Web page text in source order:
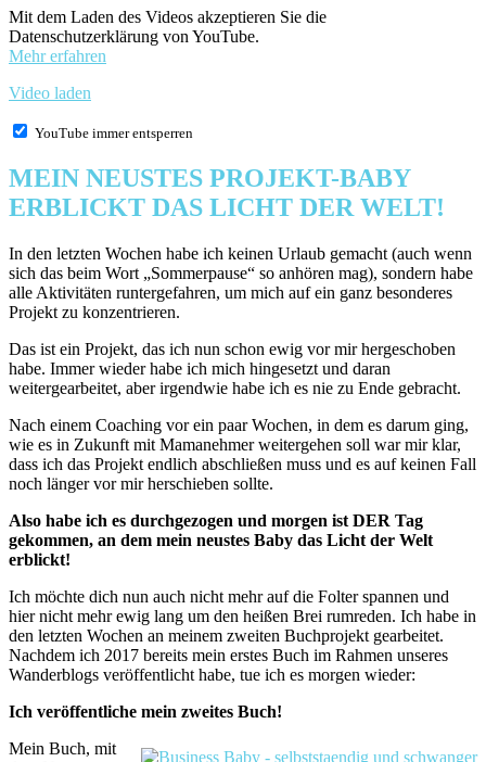
Mit dem Laden des Videos akzeptieren Sie die
Datenschutzerklärung von YouTube.
Mehr erfahren
Video laden
YouTube immer entsperren
MEIN NEUSTES PROJEKT-BABY
ERBLICKT DAS LICHT DER WELT!
In den letzten Wochen habe ich keinen Urlaub gemacht (auch wenn
sich das beim Wort „Sommerpause“ so anhören mag), sondern habe
alle Aktivitäten runtergefahren, um mich auf ein ganz besonderes
Projekt zu konzentrieren.
Das ist ein Projekt, das ich nun schon ewig vor mir hergeschoben
habe. Immer wieder habe ich mich hingesetzt und daran
weitergearbeitet, aber irgendwie habe ich es nie zu Ende gebracht.
Nach einem Coaching vor ein paar Wochen, in dem es darum ging,
wie es in Zukunft mit Mamanehmer weitergehen soll war mir klar,
dass ich das Projekt endlich abschließen muss und es auf keinen Fall
noch länger vor mir herschieben sollte.
Also habe ich es durchgezogen und morgen ist DER Tag
gekommen, an dem mein neustes Baby das Licht der Welt
erblickt!
Ich möchte dich nun auch nicht mehr auf die Folter spannen und
hier nicht mehr ewig lang um den heißen Brei rumreden. Ich habe in
den letzten Wochen an meinem zweiten Buchprojekt gearbeitet.
Nachdem ich 2017 bereits mein erstes Buch im Rahmen unseres
Wanderblogs veröffentlicht habe, tue ich es morgen wieder:
Ich veröffentliche mein zweites Buch!
Mein Buch, mit